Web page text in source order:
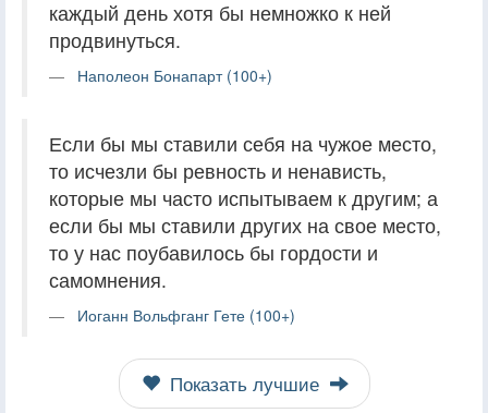
каждый день хотя бы немножко к ней
продвинуться.
Наполеон Бонапарт (100+)
Если бы мы ставили себя на чужое место,
то исчезли бы ревность и ненависть,
которые мы часто испытываем к другим; а
если бы мы ставили других на свое место,
то у нас поубавилось бы гордости и
самомнения.
Иоганн Вольфганг Гете (100+)
Показать лучшие